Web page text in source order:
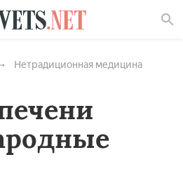
Нетрадиционная медицина